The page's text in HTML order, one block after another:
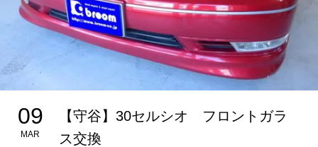
09
MAR
【守谷】30セルシオ フロントガラ
ス交換